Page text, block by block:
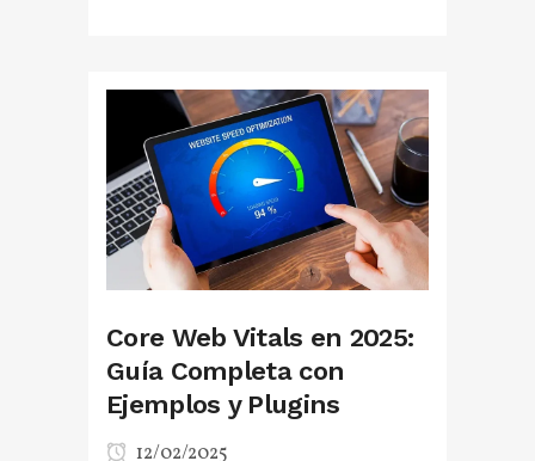
Core Web Vitals en 2025:
Guía Completa con
Ejemplos y Plugins
12/02/2025